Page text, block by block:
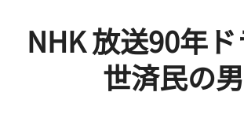
NHK 放送90年
世済民の男